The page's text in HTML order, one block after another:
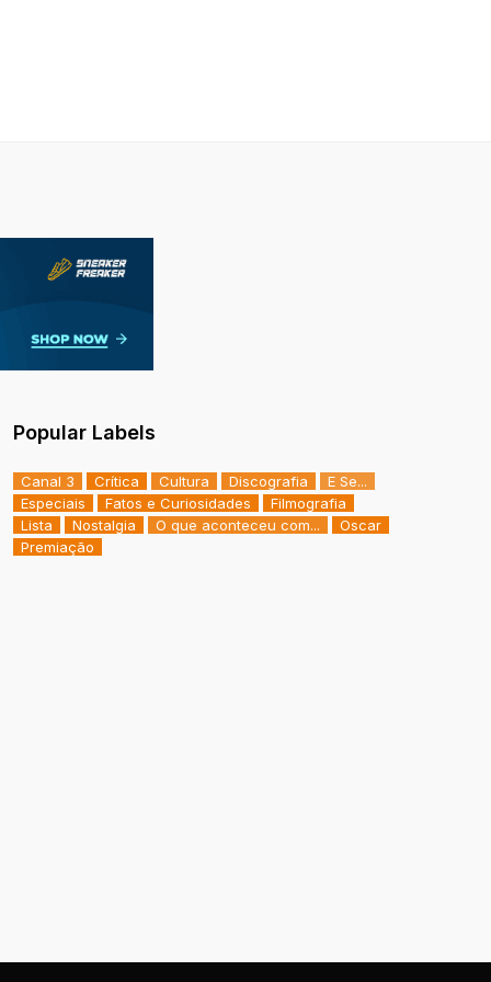
Popular Labels
Canal 3 Crítica Cultura Discografia
E Se...
Especiais
Fatos e Curiosidades
Filmografia
Lista
Nostalgia O que aconteceu com...
Oscar
Premiação